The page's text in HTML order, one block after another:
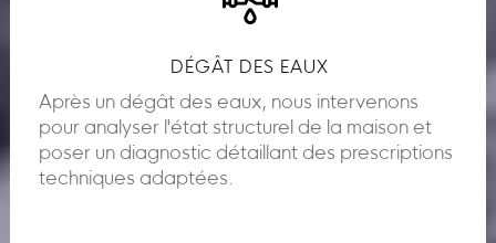
DÉGÂT DES EAUX
Après un dégât des eaux, nous intervenons
pour analyser l'état structurel de la maison et
poser un diagnostic détaillant des prescriptions
techniques adaptées.